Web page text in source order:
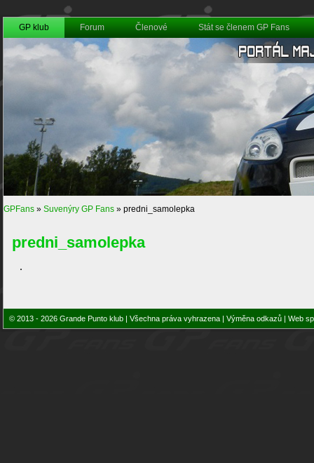
GP klub Forum Členové Stát se členem GP Fans
GPFans » Suvenýry GP Fans » predni_samolepka
predni_samolepka
© 2013 - 2026 Grande Punto klub | Všechna práva vyhrazena | Výměna odkazů | Web